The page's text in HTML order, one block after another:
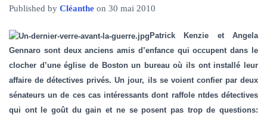
I
A
T
I
N
Published by Cléanthe on 30 mai 2010
Patrick Kenzie et Angela
Gennaro sont deux anciens amis d’enfance qui occupent dans le
clocher d’une église de Boston un bureau où ils ont installé leur
affaire de détectives privés. Un jour, ils se voient confier par deux
sénateurs un de ces cas intéressants dont raffole ntdes détectives
qui ont le goût du gain et ne se posent pas trop de questions: